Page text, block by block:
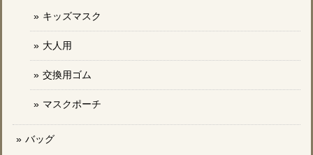
キッズマスク
大人用
交換用ゴム
マスクポーチ
バッグ